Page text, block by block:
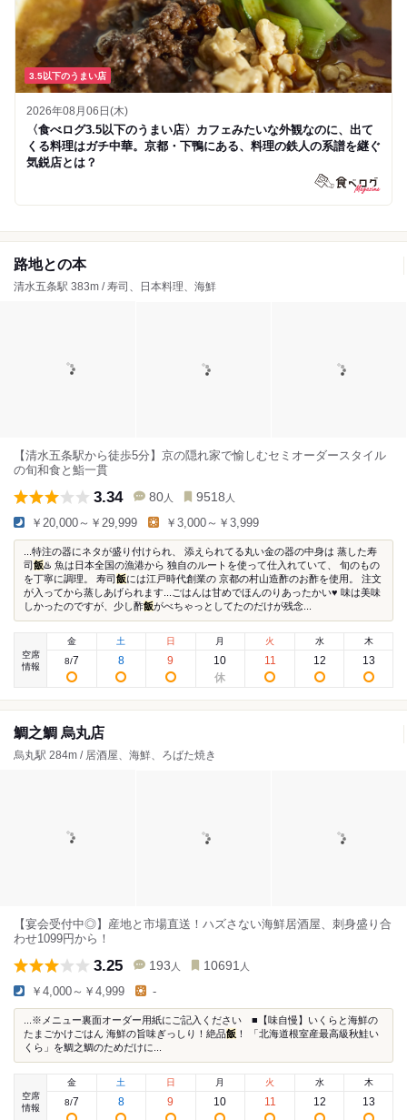
3.5以下のうまい店
2026年08月06日(木)
〈食べログ3.5以下のうまい店〉カフェみたいな外観なのに、出て
くる料理はガチ中華。京都・下鴨にある、料理の鉄人の系譜を継ぐ
気鋭店とは？
路地との本
清水五条駅 383m / 寿司、日本料理、海鮮
【清水五条駅から徒歩5分】京の隠れ家で愉しむセミオーダースタイル
の旬和食と鮨一貫
3.34 80 人 9518 人
￥20,000～￥29,999 ￥3,000～￥3,999
...特注の器にネタが盛り付けられ、 添えられてる丸い金の器の中身は 蒸した寿
司 飯♨️ 魚は日本全国の漁港から 独自のルートを使って仕入れていて、 旬のもの
を丁寧に調理。 寿司 飯には江戸時代創業の 京都の村山造酢のお酢を使用。 注文
が入ってから蒸しあげられます...ごはんは甘めでほんのりあったかい♥ 味は美味
しかったのですが、少し酢飯がべちゃっとしてたのだけが残念...
空席
情報
金
8/7
土
8
日
9
月
10
火
11
水
12
木
13
鯛之鯛 烏丸店
烏丸駅 284m / 居酒屋、海鮮、ろばた焼き
【宴会受付中◎】産地と市場直送！ハズさない海鮮居酒屋、刺身盛り合
わせ1099円から！
3.25 193 人 10691 人
￥4,000～￥4,999 -
...※メニュー裏面オーダー用紙にご記入ください ■【味自慢】いくらと海鮮の
たまごかけごはん 海鮮の旨味ぎっしり！絶品飯 ！ 「北海道根室産最高級秋鮭い
くら」を鯛之鯛のためだけに...
空席
情報
金
8/7
土
8
日
9
月
10
火
11
水
12
木
13